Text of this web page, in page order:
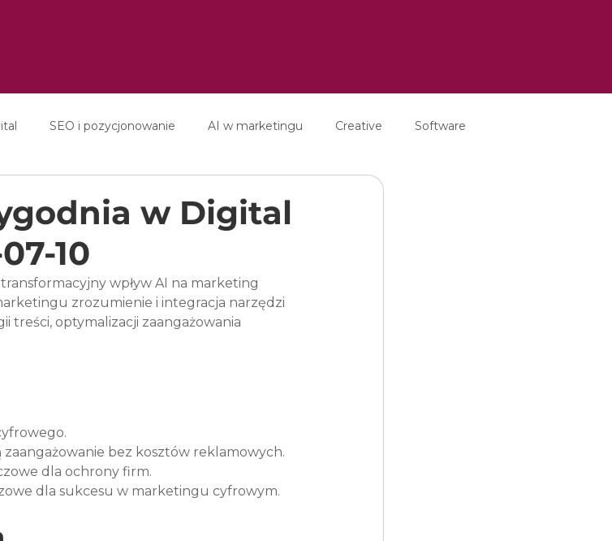
SEO i pozycjonowanie AI w marketingu Creative Software
w Digital
10
wpływ AI na marketing
zrozumienie i integracja narzędzi
treści, optymalizacji zaangażowania
bez kosztów reklamowych.
dla ochrony firm.
dla sukcesu w marketingu cyfrowym.